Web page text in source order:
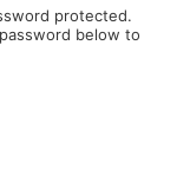
protected.
below to